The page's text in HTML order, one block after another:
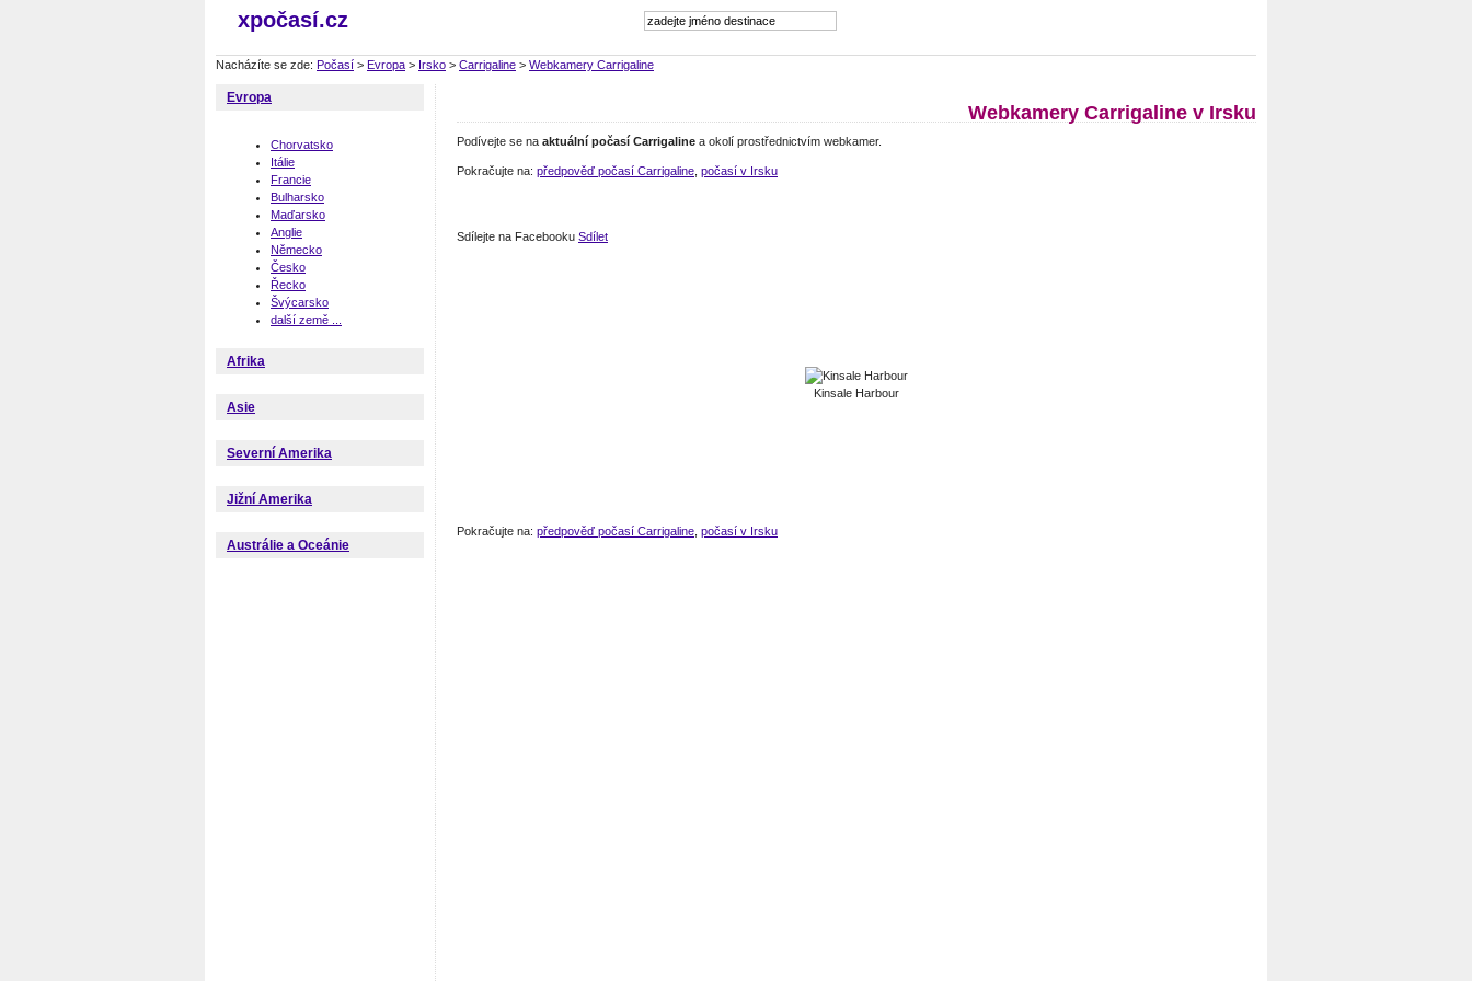
xpočasí.cz
Nacházíte se zde: Počasí > Evropa > Irsko > Carrigaline > Webkamery Carrigaline
Evropa
Chorvatsko
Itálie
Francie
Bulharsko
Maďarsko
Anglie
Německo
Česko
Řecko
Švýcarsko
další země ...
Afrika
Asie
Severní Amerika
Jižní Amerika
Austrálie a Oceánie
Webkamery Carrigaline v Irsku
Podívejte se na aktuální počasí Carrigaline a okolí prostřednictvím webkamer.
Pokračujte na: předpověď počasí Carrigaline počasí v Irsku
Sdílejte na Facebooku Sdílet
Kinsale Harbour
Pokračujte na: předpověď počasí Carrigaline počasí v Irsku